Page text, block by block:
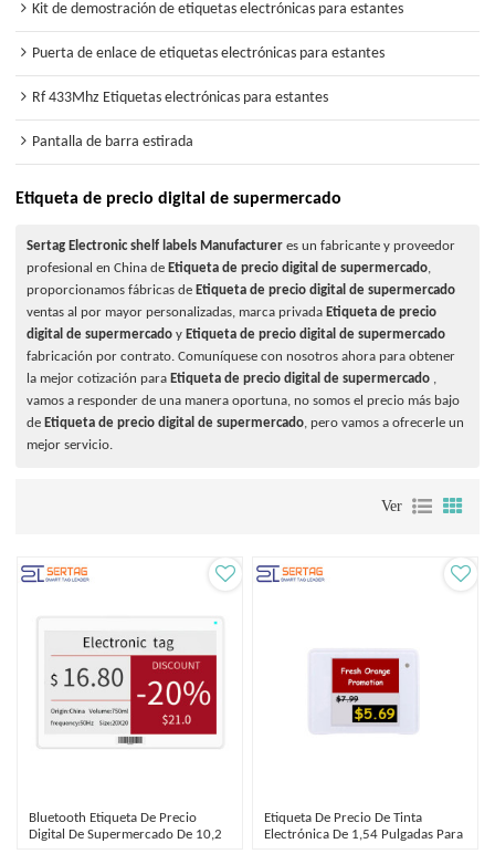
Kit de demostración de etiquetas electrónicas para estantes
Puerta de enlace de etiquetas electrónicas para estantes
Rf 433Mhz Etiquetas electrónicas para estantes
Pantalla de barra estirada
Etiqueta de precio digital de supermercado
Sertag Electronic shelf labels Manufacturer es un fabricante y proveedor
profesional en China de Etiqueta de precio digital de supermercado,
proporcionamos fábricas de Etiqueta de precio digital de supermercado
ventas al por mayor personalizadas, marca privada Etiqueta de precio
digital de supermercado y Etiqueta de precio digital de supermercado
fabricación por contrato. Comuníquese con nosotros ahora para obtener
la mejor cotización para Etiqueta de precio digital de supermercado ,
vamos a responder de una manera oportuna, no somos el precio más bajo
de Etiqueta de precio digital de supermercado, pero vamos a ofrecerle un
mejor servicio.
Ver
Bluetooth Etiqueta De Precio
Digital De Supermercado De 10,2
Etiqueta De Precio De Tinta
Electrónica De 1,54 Pulgadas Para